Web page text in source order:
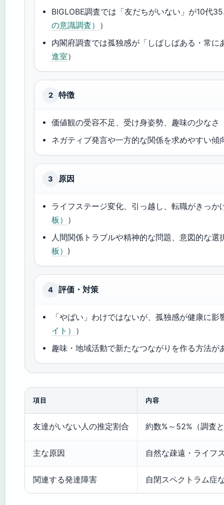
BIGLOBE調査では「友だちがいない」が10代
の意識調査） ）
内閣府調査では孤独感が「しばしばある・常に
進室）
2 特徴
価値観の受容不足、受け身姿勢、趣味の少なさ
ネガティブ発言や一方的な関係を求めやすい傾
3 原因
ライフステージ変化、引っ越し、転職がきっか
板） ）
人間関係トラブルや精神的な問題、意図的な選
板） )
4 評価・対策
「やばい」わけではないが、孤独感が健康に影
イト） ）
趣味・地域活動で新たなつながりを作る方法
項目 内容
友達がいない人の推定割合 約数%～52%（調査
主な原因 自然な疎遠・ライフ
関連する発達障害 自閉スペクトラム症